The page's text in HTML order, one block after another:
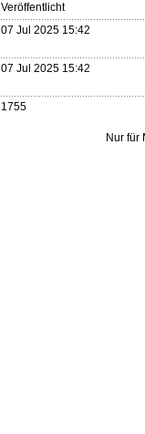
Veröffentlicht
07 Jul 2025 15:42
07 Jul 2025 15:42
1755
Nur für